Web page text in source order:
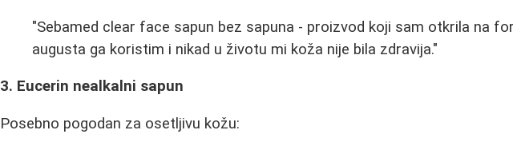
"Sebamed clear face sapun bez sapuna - proizvod koji sam otkrila na
augusta ga koristim i nikad u životu mi koža nije bila zdravija."
3. Eucerin nealkalni sapun
Posebno pogodan za osetljivu kožu: